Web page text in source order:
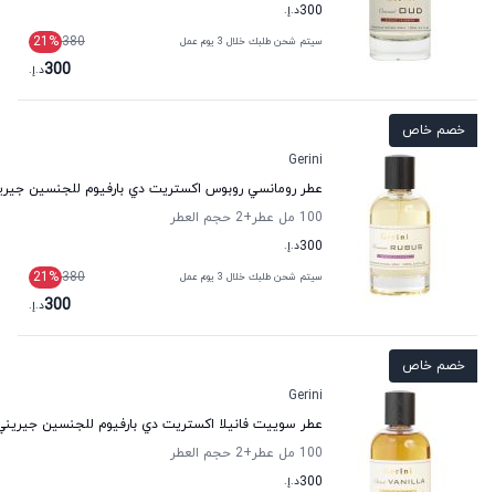
300د.إ.
سيتم شحن طلبك خلال 3 يوم عمل 380
21 %
300د.إ.
خصم خاص
Gerini
عطر رومانسي روبوس اكستريت دي بارفيوم للجنسين
100 مل عطر
+2
حجم العطر
300د.إ.
سيتم شحن طلبك خلال 3 يوم عمل 380
21 %
300د.إ.
خصم خاص
Gerini
عطر سوييت فانيلا اكستريت دي بارفيوم للجنسين
100 مل عطر
+2
حجم العطر
300د.إ.